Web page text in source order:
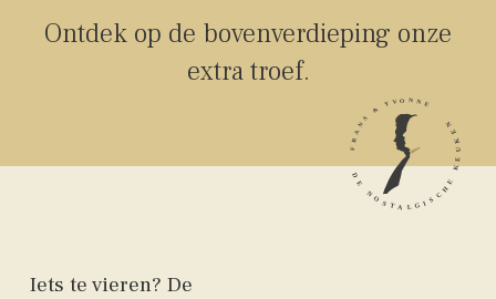
Ontdek op de bovenverdieping onze
extra troef.
Iets te vieren? De